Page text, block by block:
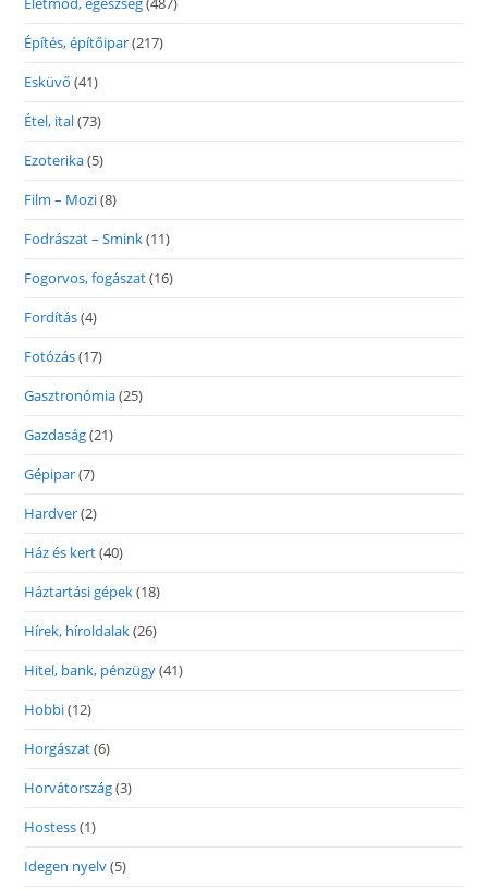
Építés, építőipar(217)
Esküvő (41)
Étel, ital(73)
Ezoterika(5)
Film – Mozi(8)
Fodrászat – Smink(11)
Fogorvos, fogászat(16)
Fordítás(4)
Fotózás(17)
Gasztronómia(25)
Gazdaság(21)
Gépipar(7)
Hardver(2)
Ház és kert(40)
Háztartási gépek(18)
Hírek, híroldalak(26)
Hitel, bank, pénzügy(41)
Hobbi(12)
Horgászat(6)
Horvátország(3)
Hostess(1)
Idegen nyelv(5)